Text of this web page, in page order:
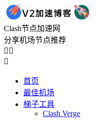
Clash节点加速网
分享机场节点推荐
 

首页
最佳机场
梯子工具
Clash Verge